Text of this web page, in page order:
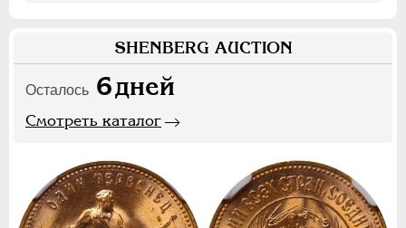
SHENBERG AUCTION
Осталось 6дней
Смотреть каталог